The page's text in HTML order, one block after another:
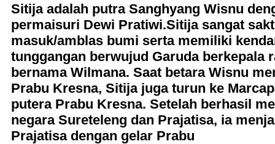
Sitija adalah putra Sanghyang Wisnu
permaisuri Dewi Pratiwi.Sitija sangat
masuk/amblas bumi serta memiliki
tunggangan berwujud Garuda berkepala
bernama Wilmana. Saat betara Wisnu
Prabu Kresna, Sitija juga turun ke
putera Prabu Kresna. Setelah berhasil
negara Sureteleng dan Prajatisa, ia
Prajatisa dengan gelar Prabu